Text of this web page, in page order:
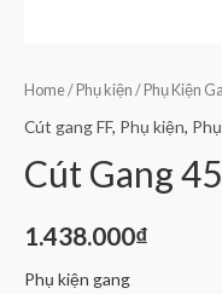
Home/ Phụ kiện / Phụ Kiện
Cút gang FF, Phụ kiện,
Cút Gang
1.438.000₫
Phụ kiện gang